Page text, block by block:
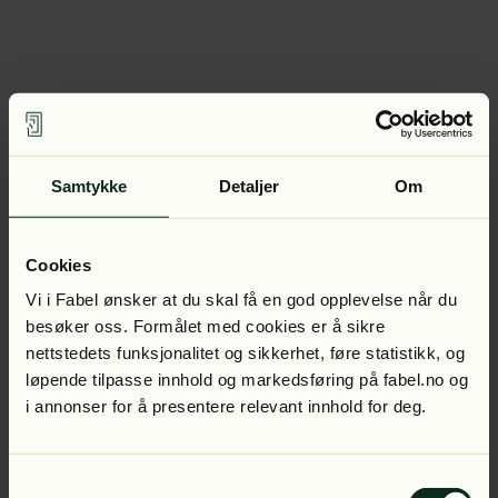
Samtykke Detaljer Om
Cookies
Vi i Fabel ønsker at du skal få en god opplevelse når du
besøker oss. Formålet med cookies er å sikre
nettstedets funksjonalitet og sikkerhet, føre statistikk, og
løpende tilpasse innhold og markedsføring på fabel.no og
i annonser for å presentere relevant innhold for deg.